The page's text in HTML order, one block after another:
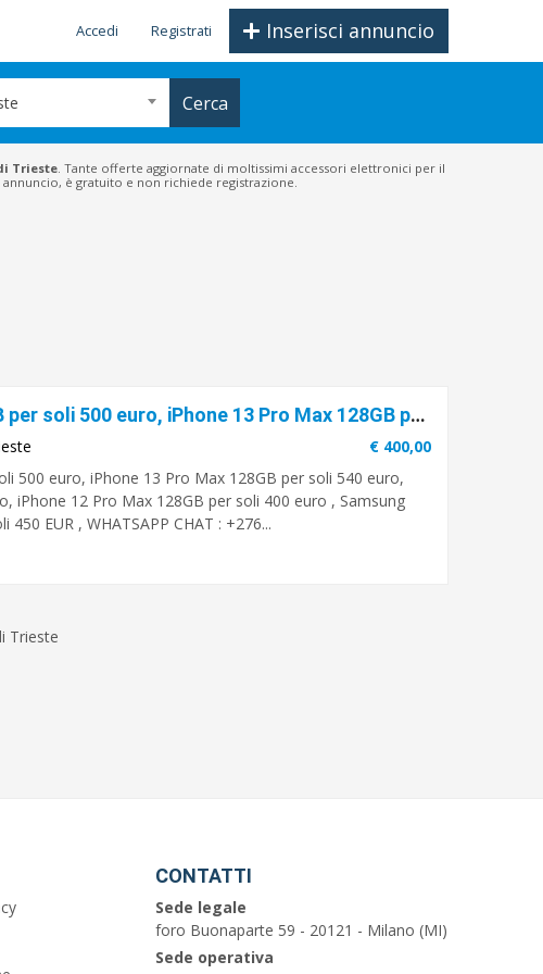
Inserisci annuncio
Accedi Registrati
Cerca
Trieste. Tante offerte aggiornate di moltissimi accessori elettronici per il
è gratuito e non richiede registrazione.
Apple iPhone 13 Pro 128GB per soli 500 euro, iPhone 13 Pro Max 128GB per soli 540 euro, iPhone 13 128GB per soli 400 euro, Samsung Galaxy S22 Ultra 5G 128GB per soli 450 EUR
€ 400,00
500 euro, iPhone 13 Pro Max 128GB per soli 540 euro,
iPhone 12 Pro Max 128GB per soli 400 euro , Samsung
450 EUR , WHATSAPP CHAT : +276...
Trieste
CONTATTI
Sede legale
foro Buonaparte 59 - 20121 - Milano (MI)
Sede operativa